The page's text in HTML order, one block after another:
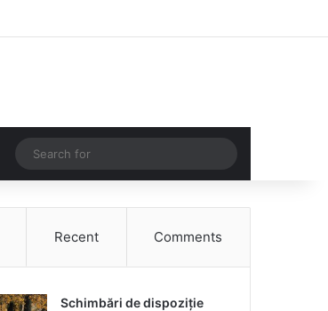
Random Article
for
Recent Comments
Schimbări de dispoziție